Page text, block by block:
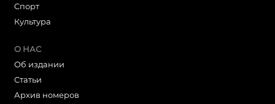
Cпорт
Культура
О НАС
Об издании
Статьи
Архив номеров